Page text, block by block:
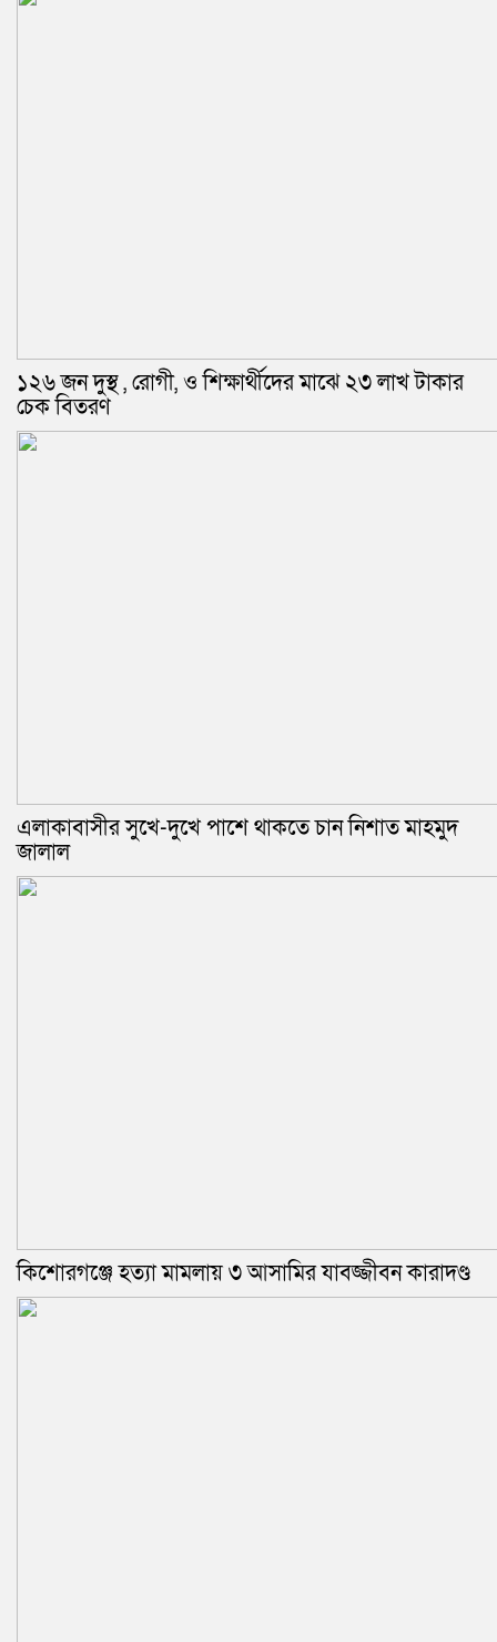
১২৬ জন দুস্থ , রোগী, ও শিক্ষার্থীদের মাঝে ২৩ লাখ টাকার
চেক বিতরণ
এলাকাবাসীর সুখে-দুখে পাশে থাকতে চান নিশাত মাহমুদ
জালাল
কিশোরগঞ্জে হত্যা মামলায় ৩ আসামির যাবজ্জীবন কারাদণ্ড